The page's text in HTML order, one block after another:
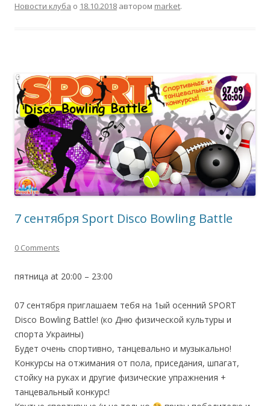
Новости клуба о 18.10.2018 автором market.
7 сентября Sport Disco Bowling Battle
0 Comments
пятница at 20:00 – 23:00
07 сентября приглашаем тебя на 1ый осенний SPORT
Disco Bowling Battle! (ко Дню физической культуры и
спорта Украины)
Будет очень спортивно, танцевально и музыкально!
Конкурсы на отжимания от пола, приседания, шпагат,
стойку на руках и другие физические упражнения +
танцевальный конкурс!